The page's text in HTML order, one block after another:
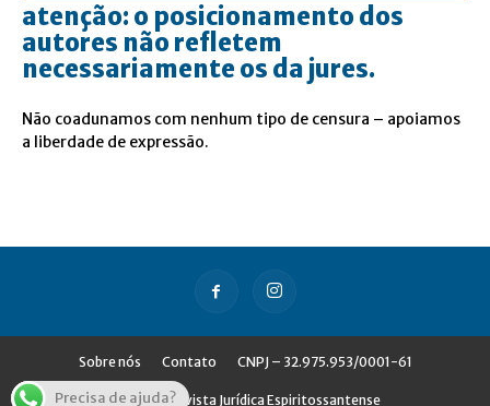
atenção: o posicionamento dos
autores não refletem
necessariamente os da jures.
Não coadunamos com nenhum tipo de censura – apoiamos
a liberdade de expressão.
Sobre nós Contato CNPJ – 32.975.953/0001-61
© Jures - Revista Jurídica Espiritossantense
Precisa de ajuda?